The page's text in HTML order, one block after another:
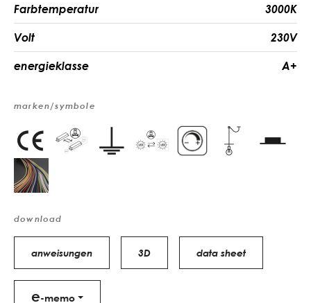
Farbtemperatur 3000K
Volt 230V
energieklasse A+
marken/symbole
download
anweisungen 3D data sheet
e-memo